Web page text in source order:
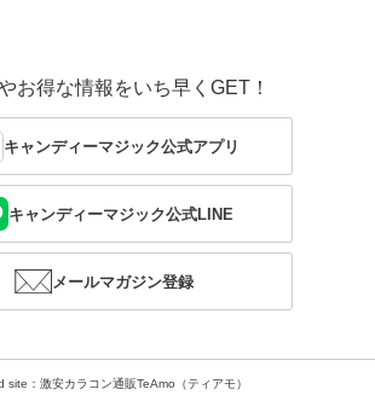
お得な情報をいち早くGET！
キャンディーマジック公式アプリ
キャンディーマジック公式LINE
メールマガジン登録
site：激安カラコン通販TeAmo（ティアモ）